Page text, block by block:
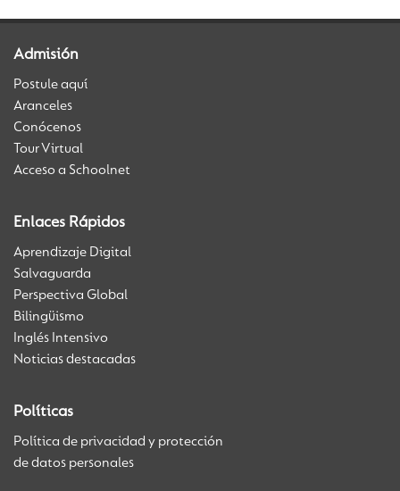
Admisión
Postule aquí
Aranceles
Conócenos
Tour Virtual
Acceso a Schoolnet
Enlaces Rápidos
Aprendizaje Digital
Salvaguarda
Perspectiva Global
Bilingüismo
Inglés Intensivo
Noticias destacadas
Políticas
Política de privacidad y protección
de datos personales